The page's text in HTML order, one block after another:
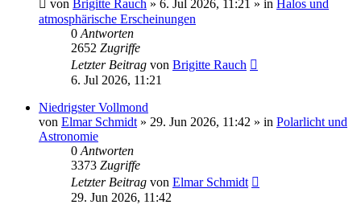
von Brigitte Rauch » 6. Jul 2026, 11:21 » in Halos und
atmosphärische Erscheinungen
0 Antworten
2652 Zugriffe
Letzter Beitrag von Brigitte Rauch
6. Jul 2026, 11:21
Niedrigster Vollmond
von Elmar Schmidt » 29. Jun 2026, 11:42 » in Polarlicht und
Astronomie
0 Antworten
3373 Zugriffe
Letzter Beitrag von Elmar Schmidt
29. Jun 2026, 11:42